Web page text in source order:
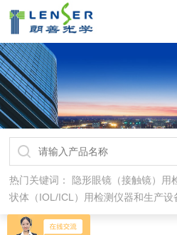
热门关键词： 隐形眼镜（接触镜）用
状体（IOL/ICL）用检测仪器和生产设
处理环保设备